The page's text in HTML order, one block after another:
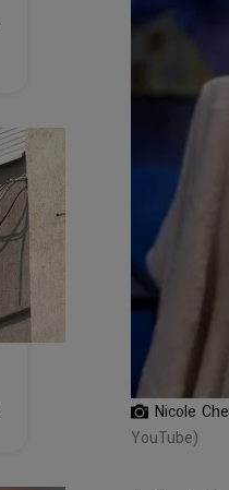
Nicole
YouTube)